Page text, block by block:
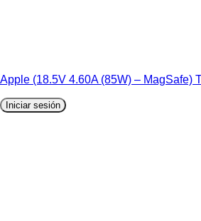
Apple (18.5V 4.60A (85W) – MagSafe)
Iniciar sesión